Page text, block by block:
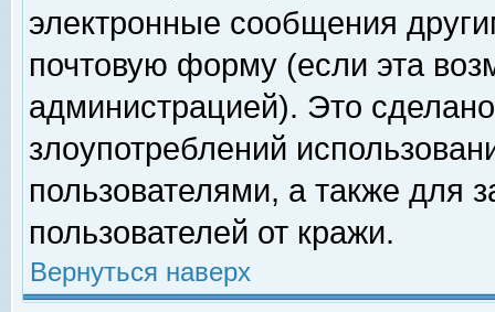
электронные сообщения
почтовую форму (если эта
администрацией). Это
злоупотреблений
пользователями, а также для
пользователей от кражи.
Вернуться наверх